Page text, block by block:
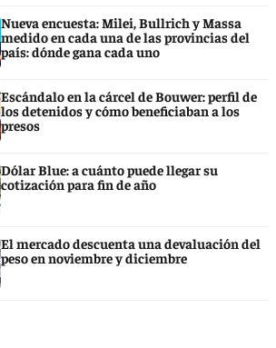
Nueva encuesta: Milei, Bullrich y Massa
medido en cada una de las provincias del
país: dónde gana cada uno
Escándalo en la cárcel de Bouwer: perfil de
los detenidos y cómo beneficiaban a los
presos
Dólar Blue: a cuánto puede llegar su
cotización para fin de año
El mercado descuenta una devaluación del
peso en noviembre y diciembre